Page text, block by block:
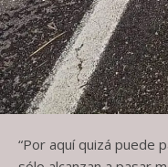
“Por aquí quizá puede